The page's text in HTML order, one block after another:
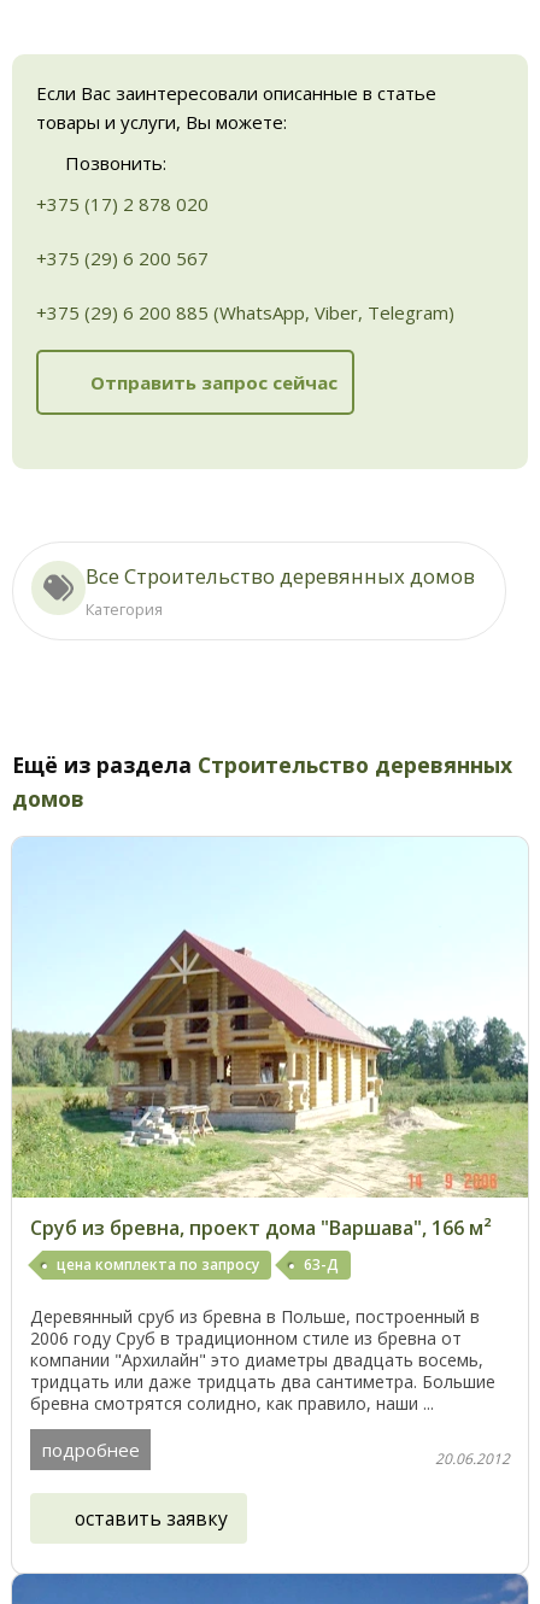
Если Вас заинтересовали описанные в статье
товары и услуги, Вы можете:
Позвонить:
+375 (17) 2 878 020
+375 (29) 6 200 567
+375 (29) 6 200 885 (WhatsApp, Viber, Telegram)
Отправить запрос сейчас
Все Строительство деревянных домов
Категория
Ещё из раздела Строительство деревянных
домов
Сруб из бревна, проект дома "Варшава", 166 м²
цена комплекта по запросу 63-Д
Деревянный сруб из бревна в Польше, построенный в
2006 году Сруб в традиционном стиле из бревна от
компании "Архилайн" это диаметры двадцать восемь,
тридцать или даже тридцать два сантиметра. Большие
бревна смотрятся солидно, как правило, наши ...
подробнее 20.06.2012
оставить заявку